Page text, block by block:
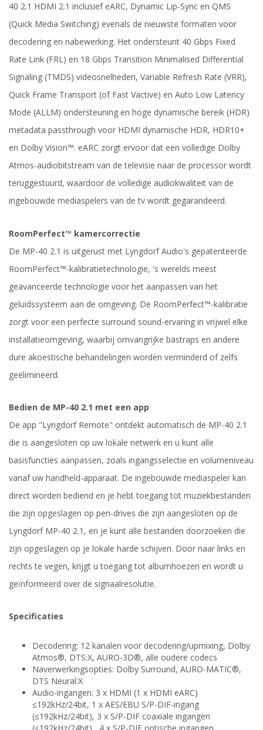
40 2.1 HDMI 2.1 inclusief eARC, Dynamic Lip-Sync en QMS
(Quick Media Switching) evenals de nieuwste formaten voor
decodering en nabewerking. Het ondersteunt 40 Gbps Fixed
Rate Link (FRL) en 18 Gbps Transition Minimalised Differential
Signaling (TMDS) videosnelheden, Variable Refresh Rate (VRR),
Quick Frame Transport (of Fast Vactive) en Auto Low Latency
Mode (ALLM) ondersteuning en hoge dynamische bereik (HDR)
metadata passthrough voor HDMI dynamische HDR, HDR10+
en Dolby Vision™. eARC zorgt ervoor dat een volledige Dolby
Atmos-audiobitstream van de televisie naar de processor wordt
teruggestuurd, waardoor de volledige audiokwaliteit van de
ingebouwde mediaspelers van de tv wordt gegarandeerd.
RoomPerfect™ kamercorrectie
De MP-40 2.1 is uitgerust met Lyngdorf Audio's gepatenteerde
RoomPerfect™-kalibratietechnologie, 's werelds meest
geavanceerde technologie voor het aanpassen van het
geluidssysteem aan de omgeving. De RoomPerfect™-kalibratie
zorgt voor een perfecte surround sound-ervaring in vrijwel elke
installatieomgeving, waarbij omvangrijke bastraps en andere
dure akoestische behandelingen worden verminderd of zelfs
geëlimineerd.
Bedien de MP-40 2.1 met een app
De app "Lyngdorf Remote" ontdekt automatisch de MP-40 2.1
die is aangesloten op uw lokale netwerk en u kunt alle
basisfuncties aanpassen, zoals ingangsselectie en volumeniveau
vanaf uw handheld-apparaat. De ingebouwde mediaspeler kan
direct worden bediend en je hebt toegang tot muziekbestanden
die zijn opgeslagen op pen-drives die zijn aangesloten op de
Lyngdorf MP-40 2.1, en je kunt alle bestanden doorzoeken die
zijn opgeslagen op je lokale harde schijven. Door naar links en
rechts te vegen, krijgt u toegang tot albumhoezen en wordt u
geïnformeerd over de signaalresolutie.
Specificaties
Decodering: 12 kanalen voor decodering/upmixing, Dolby
Atmos®, DTS:X, AURO-3D®, alle oudere codecs
Naverwerkingsopties: Dolby Surround, AURO-MATIC®,
DTS Neural:X
Audio-ingangen: 3 x HDMI (1 x HDMI eARC)
≤192kHz/24bit, 1 x AES/EBU S/P-DIF-ingang
(≤192kHz/24bit), 3 x S/P-DIF coaxiale ingangen